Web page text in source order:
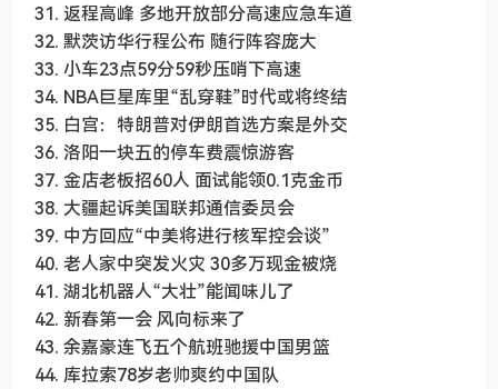
31. 返程高峰 多地开放部分高速应急车道
32. 默茨访华行程公布 随行阵容庞大
33. 小车23点59分59秒压哨下高速
34. NBA巨星库里“乱穿鞋”时代或将终结
35. 白宫：特朗普对伊朗首选方案是外交
36. 洛阳一块五的停车费震惊游客
37. 金店老板招60人 面试能领0.1克金币
38. 大疆起诉美国联邦通信委员会
39. 中方回应“中美将进行核军控会谈”
40. 老人家中突发火灾 30多万现金被烧
41. 湖北机器人“大壮”能闻味儿了
42. 新春第一会 风向标来了
43. 余嘉豪连飞五个航班驰援中国男篮
44. 库拉索78岁老帅爽约中国队